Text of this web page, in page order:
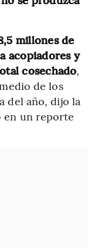
millones de
acopiadores y
cosechado,
de los
del año, dijo la
en un reporte